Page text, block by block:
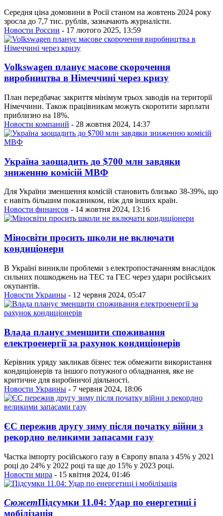
Середня ціна домовини в Росії станом на жовтень 2024 року
зросла до 7,7 тис. рублів, зазначають журналісти.
Новости России - 17 лютого 2025, 13:59
Volkswagen планує масове скорочення
виробництва в Німеччині через кризу
План передбачає закриття мінімум трьох заводів на території
Німеччини. Також працівникам можуть скоротити зарплати
приблизно на 18%.
Новости компаний - 28 жовтня 2024, 14:37
Україна заощадить до $700 млн завдяки
зниженню комісій МВФ
Для України зменшення комісій становить близько 38-39%, що
є навіть більшим показником, ніж для інших країн.
Новости финансов - 14 жовтня 2024, 13:16
Міносвіти просить школи не включати
кондиціонери
В Україні виникли проблеми з електропостачанням внаслідок
сильних пошкоджень на ТЕС та ГЕС через удари російських
окупантів.
Новости Украины - 12 червня 2024, 05:47
Влада планує зменшити споживання
електроенергії за рахунок кондиціонерів
Керівник уряду закликав бізнес теж обмежити використання
кондиціонерів та іншого потужного обладнання, яке не
критичне для виробничої діяльності.
Новости Украины - 7 червня 2024, 18:06
ЄС пережив другу зиму після початку війни з
рекордно великими запасами газу
Частка імпорту російського газу в Європу впала з 45% у 2021
році до 24% у 2022 році та ще до 15% у 2023 році.
Новости мира - 15 квітня 2024, 01:46
СюжетПідсумки 11.04: Удар по енергетиці і
мобілізація